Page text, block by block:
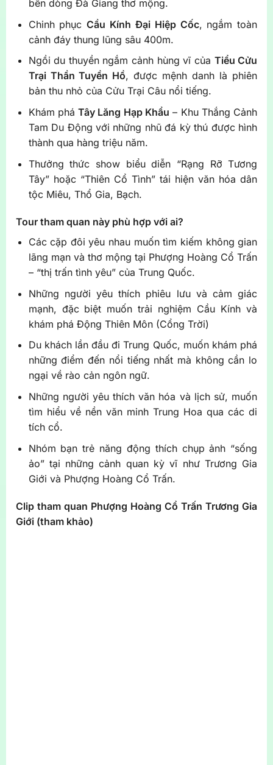
bên dòng Đà Giang thơ mộng.
Chinh phụcCầu Kính Đại Hiệp Cốc, ngắm toàn
cảnh đáy thung lũng sâu 400m.
Ngồi du thuyền ngắm cảnh hùng vĩ của Tiểu Cửu
Trại Thần Tuyền Hồ, được mệnh danh là phiên
bản thu nhỏ của Cửu Trại Câu nổi tiếng.
Khám pháTây Lăng Hạp Khẩu – Khu Thắng Cảnh
Tam Du Động với những nhũ đá kỳ thú được hình
thành qua hàng triệu năm.
Thưởng thức show biểu diễn “Rạng Rỡ Tương
Tây” hoặc “Thiên Cổ Tình” tái hiện văn hóa dân
tộc Miêu, Thổ Gia, Bạch.
Tour tham quan này phù hợp với ai?
Các cặp đôi yêu nhau muốn tìm kiếm không gian
lãng mạn và thơ mộng tại Phượng Hoàng Cổ Trấn
– “thị trấn tình yêu” của Trung Quốc.
Những người yêu thích phiêu lưu và cảm giác
mạnh, đặc biệt muốn trải nghiệm Cầu Kính và
khám phá Động Thiên Môn (Cổng Trời)
Du khách lần đầu đi Trung Quốc, muốn khám phá
những điểm đến nổi tiếng nhất mà không cần lo
ngại về rào cản ngôn ngữ.
Những người yêu thích văn hóa và lịch sử, muốn
tìm hiểu về nền văn minh Trung Hoa qua các di
tích cổ.
Nhóm bạn trẻ năng động thích chụp ảnh “sống
ảo” tại những cảnh quan kỳ vĩ như Trương Gia
Giới và Phượng Hoàng Cổ Trấn.
Clip tham quan Phượng Hoàng Cổ Trấn Trương Gia
Giới (tham khảo)